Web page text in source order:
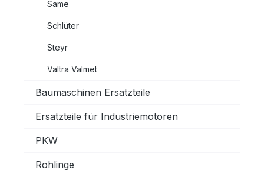
Same
Schlüter
Steyr
Valtra Valmet
Baumaschinen Ersatzteile
Ersatzteile für Industriemotoren
PKW
Rohlinge